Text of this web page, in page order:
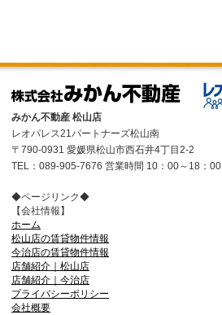
みかん不動産 松山店
レオパレス21パートナーズ松山南
〒790-0931 愛媛県松山市西石井4丁目2-2
TEL：089-905-7676 営業時間 10：00～18：00
◆ページリンク◆
【会社情報】
ホーム
松山店の賃貸物件情報
今治店の賃貸物件情報
店舗紹介｜松山店
店舗紹介｜今治店
プライバシーポリシー
会社概要